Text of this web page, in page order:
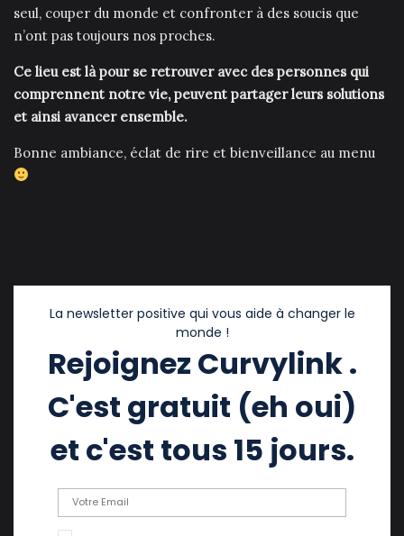
seul, couper du monde et confronter à des soucis que
n’ont pas toujours nos proches.
Ce lieu est là pour se retrouver avec des personnes qui
comprennent notre vie, peuvent partager leurs solutions
et ainsi avancer ensemble.
Bonne ambiance, éclat de rire et bienveillance au menu
La newsletter positive qui vous aide à changer le
monde !
Rejoignez Curvylink .
C'est gratuit (eh oui)
et c'est tous 15 jours.